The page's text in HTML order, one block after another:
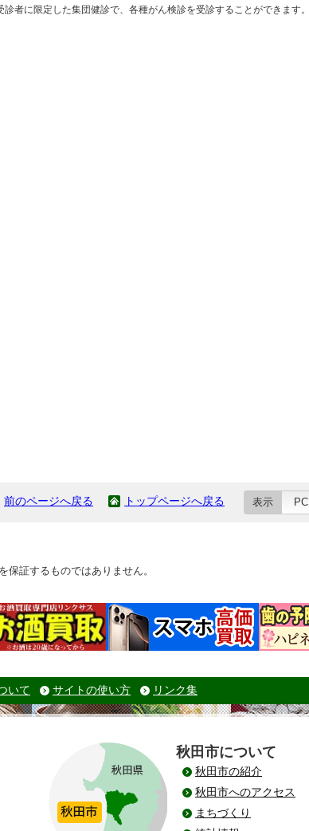
者に限定した集団健診で、各種がん検診を受診することができます。
前のページへ戻る トップページへ戻る 表示 PC
証するものではありません。
いて サイトの使い方 リンク集
秋田市について
秋田市の紹介
秋田市へのアクセス
まちづくり